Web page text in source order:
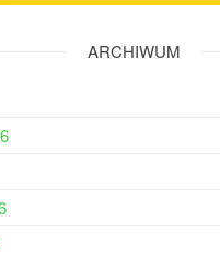
ARCHIWUM